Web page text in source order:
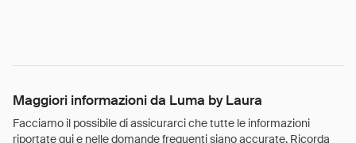
Maggiori informazioni da Luma by Laura
Facciamo il possibile di assicurarci che tutte le informazioni
riportate qui e nelle domande frequenti siano accurate. Ricorda